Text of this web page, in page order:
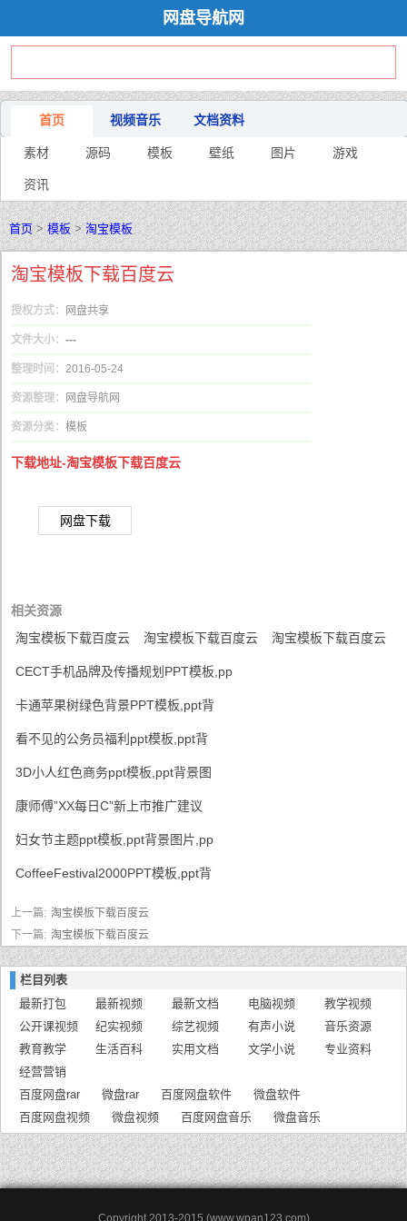
网盘导航网
首页 视频音乐 文档资料
素材 源码 模板 壁纸 图片 游戏
资讯
首页>模板>淘宝模板
淘宝模板下载百度云
授权方式： 网盘共享
文件大小： ---
整理时间： 2016-05-24
资源整理： 网盘导航网
资源分类： 模板
下载地址-淘宝模板下载百度云
网盘下载
相关资源
淘宝模板下载百度云
淘宝模板下载百度云 淘宝模板下载百度云
CECT手机品牌及传播规划PPT模板,pp
卡通苹果树绿色背景PPT模板,ppt背
看不见的公务员福利ppt模板,ppt背
3D小人红色商务ppt模板,ppt背景图
康师傅”XX每日C”新上市推广建议
妇女节主题ppt模板,ppt背景图片,pp
CoffeeFestival2000PPT模板,ppt背
上一篇: 淘宝模板下载百度云
下一篇: 淘宝模板下载百度云
栏目列表
最新打包
最新视频 最新文档 电脑视频
教学视频
公开课视频
纪实视频 综艺视频 有声小说
音乐资源
教育教学
生活百科 实用文档 文学小说
专业资料
经营营销
百度网盘rar
微盘rar 百度网盘软件
微盘软件
百度网盘视频
微盘视频 百度网盘音乐 微盘音乐
Copyright 2013-2015 (www.wpan123.com)